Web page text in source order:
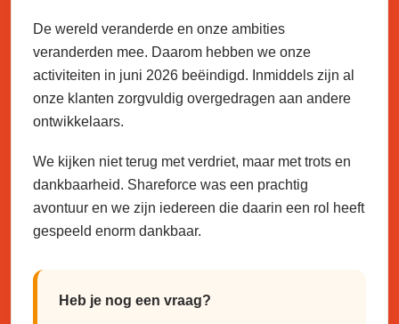
De wereld veranderde en onze ambities
veranderden mee. Daarom hebben we onze
activiteiten in juni 2026 beëindigd. Inmiddels zijn al
onze klanten zorgvuldig overgedragen aan andere
ontwikkelaars.
We kijken niet terug met verdriet, maar met trots en
dankbaarheid. Shareforce was een prachtig
avontuur en we zijn iedereen die daarin een rol heeft
gespeeld enorm dankbaar.
Heb je nog een vraag?